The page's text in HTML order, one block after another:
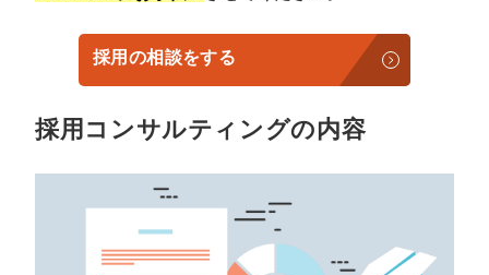
採用の相談をする
採用コンサルティングの内容